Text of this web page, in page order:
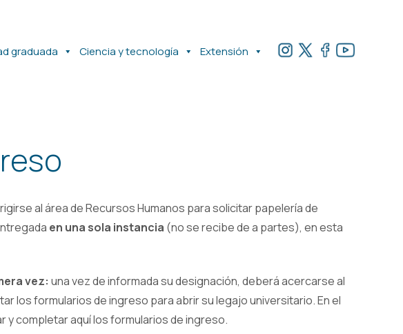
graduada Ciencia y tecnología Extensión
al área de Recursos Humanos para solicitar papelería de
en una sola instancia (no se recibe de a partes), en esta
vez: una vez de informada su designación, deberá acercarse al
los formularios de ingreso para abrir su legajo universitario. En el
y completar aquí los formularios de ingreso.